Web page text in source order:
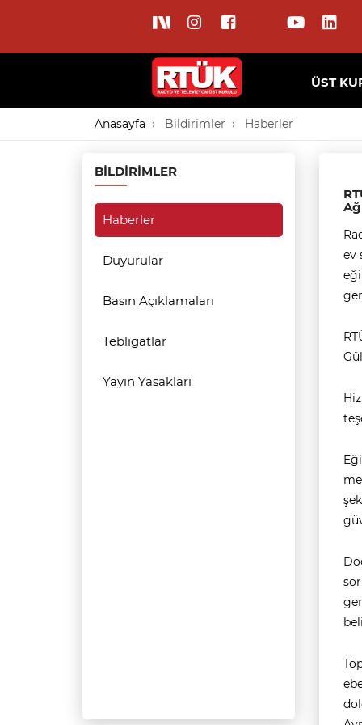
ÜST
Anasayfa Bildirimler Haberler
BILDIRIMLER
Haberler
Duyurular
Basın Açıklamaları
Tebligatlar
Yayın Yasakları
ev